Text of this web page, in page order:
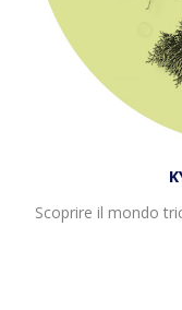
Scoprire il mondo